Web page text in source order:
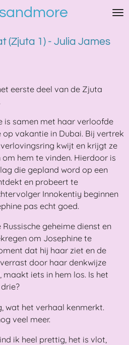
(Zjuta 1) - Julia James
eerste deel van de Zjuta
is samen met haar verloofde
vakantie in Dubai. Bij vertrek
kwijt en krijgt ze
hem te vinden. Hierdoor is
die gepland word op een
en probeert te
Innokentiy beginnen
pas echt goed.
geheime dienst en
om Josephine te
dat hij haar ziet en de
door haar denkwijze
iets in hem los. Is het
wat het verhaal kenmerkt.
veel meer.
ik heel prettig, het is vlot,